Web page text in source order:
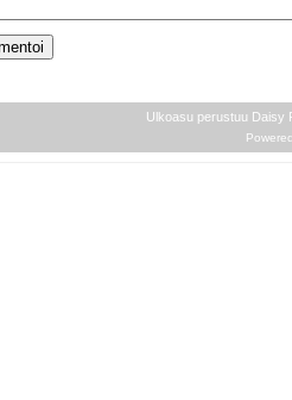
Ulkoasu perustuu